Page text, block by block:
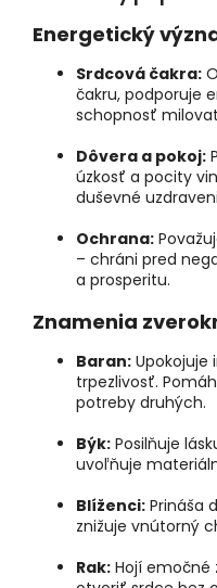
Energetický
Srdcová čakra:
čakru, podporuje
schopnosť
Dôvera a pokoj:
úzkosť a pocity
duševné
Ochrana:
– chráni pred
a prosperitu.
Znamenia
Baran: Upokojuje
trpezlivosť.
potreby druhých.
Býk: Posilňuje
uvoľňuje
Blíženci: Prináša
znižuje vnútorný
Rak: Hojí emočné